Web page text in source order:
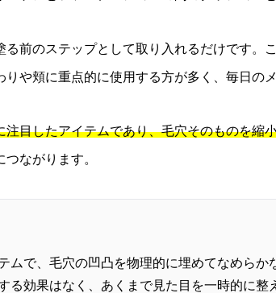
前のステップとして取り入れるだけです
や頬に重点的に使用する方が多く、毎日の
目したアイテムであり、毛穴そのものを
ながります。
で、毛穴の凹凸を物理的に埋めてなめら
効果はなく、あくまで見た目を一時的に整